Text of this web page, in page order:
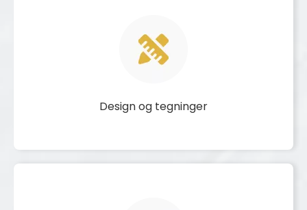
Design og tegninger